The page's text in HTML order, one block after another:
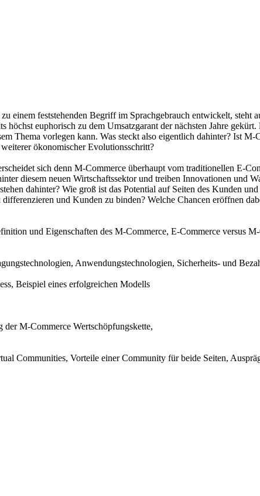
einem feststehenden Begriff im Sprachgebrauch entwickelt, steht
euphorisch zu dem Umsatzgarant der nächsten Jahre
Thema vorlegen kann. Was steckt also eigentlich dahinter? Ist
ökonomischer Evolutionsschritt?
sich denn M-Commerce überhaupt vom traditionellen E-
diesem neuen Wirtschaftssektor und treiben Innovationen und
dahinter? Wie groß ist das Potential auf Seiten des Kunden
und Kunden zu binden? Welche Chancen eröffnen
und Eigenschaften des M-Commerce, E-Commerce versus
Anwendungstechnologien, Sicherheits- und
Beispiel eines erfolgreichen Modells
M-Commerce Wertschöpfungskette,
Communities, Vorteile einer Community für beide Seiten,